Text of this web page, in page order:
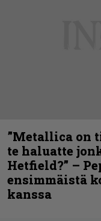
”Metallica on
te haluatte
Hetfield?” –
ensimmäistä
kanssa